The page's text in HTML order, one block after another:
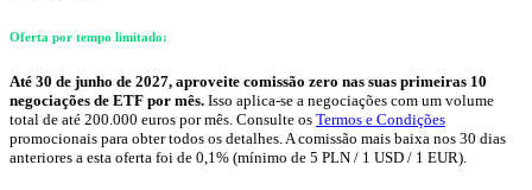
Oferta por tempo limitado:
Até 30 de junho de 2027, aproveite comissão zero nas suas primeiras 10
negociações de ETF por mês. Isso aplica-se a negociações com um volume
total de até 200.000 euros por mês. Consulte os Termos e Condições
promocionais para obter todos os detalhes. A comissão mais baixa nos 30 dias
anteriores a esta oferta foi de 0,1% (mínimo de 5 PLN / 1 USD / 1 EUR).